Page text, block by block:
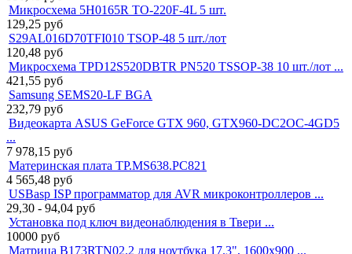
Микросхема 5H0165R TO-220F-4L 5 шт.
129,25 руб
S29AL016D70TFI010 TSOP-48 5 шт./лот
120,48 руб
Микросхема TPD12S520DBTR PN520 TSSOP-38 10 шт./лот ...
421,55 руб
Samsung SEMS20-LF BGA
232,79 руб
Видеокарта ASUS GeForce GTX 960, GTX960-DC2OC-4GD5
...
7 978,15 руб
Материнская плата TP.MS638.PC821
4 565,48 руб
USBasp ISP программатор для AVR микроконтроллеров ...
29,30 - 94,04 руб
Установка под ключ видеонаблюдения в Твери ...
10000 руб
Матрица B173RTN02.2 для ноутбука 17.3", 1600x900 ...